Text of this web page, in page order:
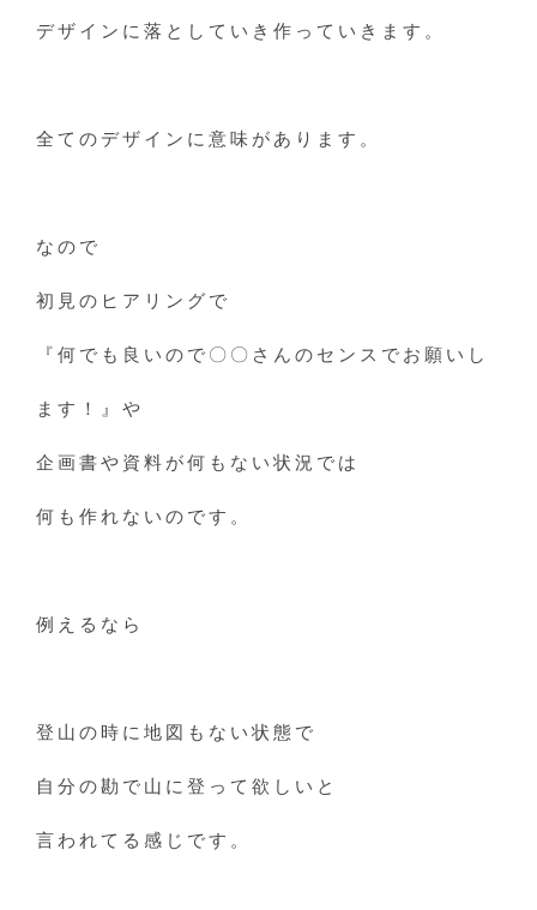
デザインに落としていき作っていきます。
全てのデザインに意味があります。
なので
初見のヒアリングで
『何でも良いので〇〇さんのセンスでお願いし
ます！』や
企画書や資料が何もない状況では
何も作れないのです。
例えるなら
登山の時に地図もない状態で
自分の勘で山に登って欲しいと
言われてる感じです。